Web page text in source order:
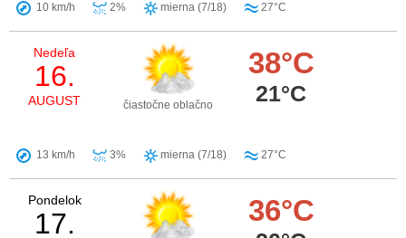
10 km/h 2% mierna (7/18) 27°C
Nedeľa
16.
AUGUST čiastočne oblačno
38°C
21°C
13 km/h 3% mierna (7/18) 27°C
Pondelok
17. 36°C